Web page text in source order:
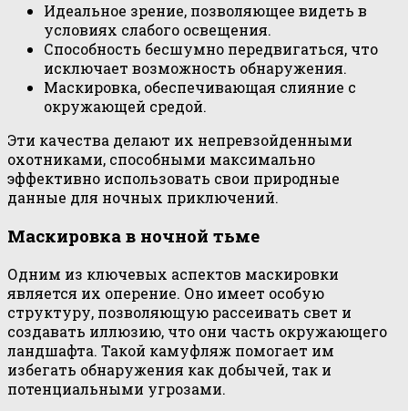
Идеальное зрение, позволяющее видеть в
условиях слабого освещения.
Способность бесшумно передвигаться, что
исключает возможность обнаружения.
Маскировка, обеспечивающая слияние с
окружающей средой.
Эти качества делают их непревзойденными
охотниками, способными максимально
эффективно использовать свои природные
данные для ночных приключений.
Маскировка в ночной тьме
Одним из ключевых аспектов маскировки
является их оперение. Оно имеет особую
структуру, позволяющую рассеивать свет и
создавать иллюзию, что они часть окружающего
ландшафта. Такой камуфляж помогает им
избегать обнаружения как добычей, так и
потенциальными угрозами.